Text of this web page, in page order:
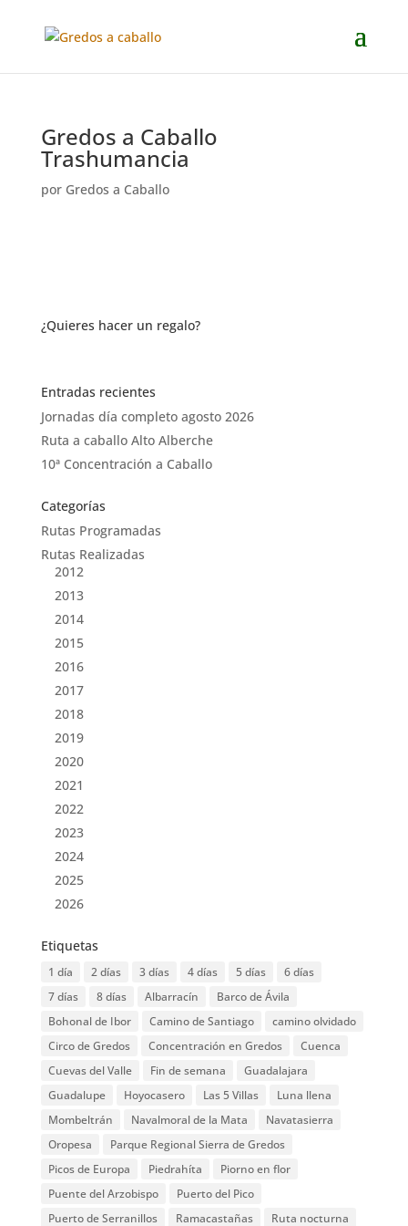
Gredos a Caballo
Trashumancia
por Gredos a Caballo
¿Quieres hacer un regalo?
Entradas recientes
Jornadas día completo agosto 2026
Ruta a caballo Alto Alberche
10ª Concentración a Caballo
Categorías
Rutas Programadas
Rutas Realizadas
2012
2013
2014
2015
2016
2017
2018
2019
2020
2021
2022
2023
2024
2025
2026
Etiquetas
1 día 2 días 3 días 4 días 5 días
6 días
7 días
8 días Albarracín
Barco de Ávila
Bohonal de Ibor
Camino de Santiago
camino olvidado
Circo de Gredos
Concentración en Gredos
Cuenca
Cuevas del Valle
Fin de semana
Guadalajara
Guadalupe
Hoyocasero Las 5 Villas
Luna llena
Mombeltrán
Navalmoral de la Mata
Navatasierra
Oropesa
Parque Regional Sierra de Gredos
Picos de Europa
Piedrahíta
Piorno en flor
Puente del Arzobispo
Puerto del Pico
Puerto de Serranillos
Ramacastañas Ruta nocturna